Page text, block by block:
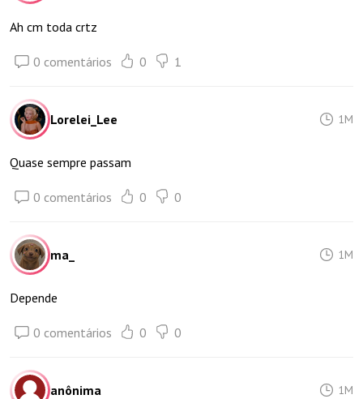
Ah cm toda crtz
0 comentários 0 1
Lorelei_Lee 1M
Quase sempre passam
0 comentários 0 0
ma_ 1M
Depende
0 comentários 0 0
anônima 1M